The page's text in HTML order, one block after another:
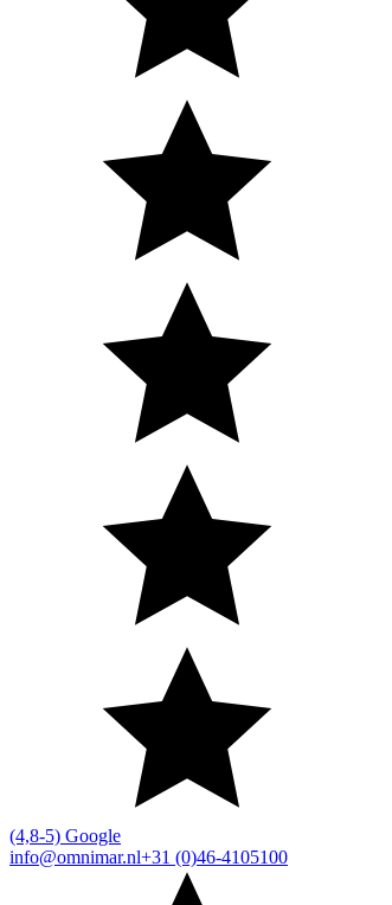
(4,8-5) Google
info@omnimar.nl+31 (0)46-4105100